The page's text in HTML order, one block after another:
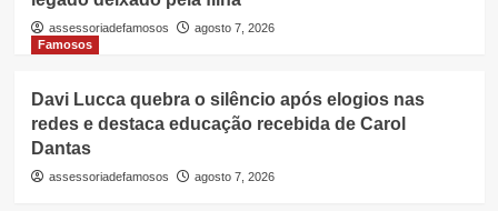
assessoriadefamosos
agosto 7, 2026
Famosos
Davi Lucca quebra o silêncio após elogios nas
redes e destaca educação recebida de Carol
Dantas
assessoriadefamosos agosto 7, 2026